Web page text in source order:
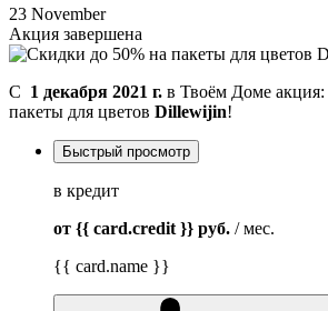
23 November
Акция завершена
C 1 декабря 2021 г. в Твоём Доме акция:
пакеты для цветов Dillewijin!
Быстрый просмотр
в кредит
от {{ card.credit }} руб. / мес.
{{ card.name }}